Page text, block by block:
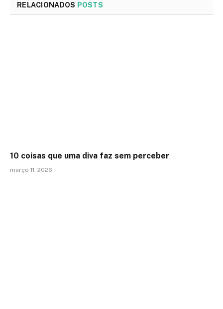
RELACIONADOS POSTS
10 coisas que uma diva faz sem perceber
março 11, 2026